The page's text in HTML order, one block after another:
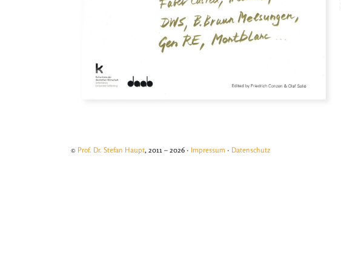
© Prof. Dr. Stefan Haupt, 2011 – 2026 · Impressum · Datenschutz